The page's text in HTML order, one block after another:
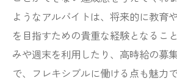
ようなアルバイトは、将来的に教育
を目指すための貴重な経験となるこ
みや週末を利用したり、高時給の募
で、フレキシブルに働ける点も魅力